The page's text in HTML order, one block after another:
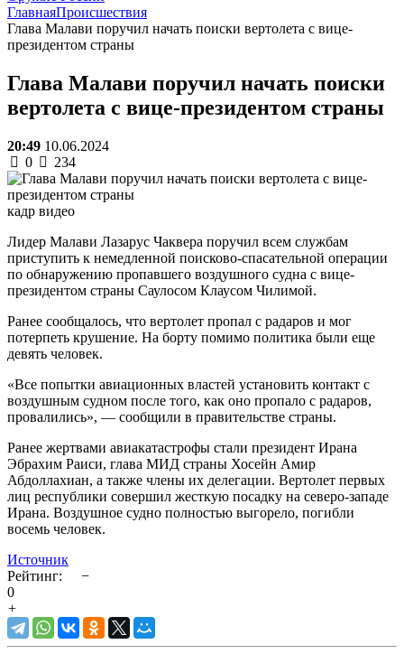
ГлавнаяПроисшествия
Глава Малави поручил начать поиски вертолета с вице-
президентом страны
Глава Малави поручил начать поиски
вертолета с вице-президентом страны
20:49 10.06.2024
0
234
кадр видео
Лидер Малави Лазарус Чаквера поручил всем службам
приступить к немедленной поисково-спасательной операции
по обнаружению пропавшего воздушного судна с вице-
президентом страны Саулосом Клаусом Чилимой.
Ранее сообщалось, что вертолет пропал с радаров и мог
потерпеть крушение. На борту помимо политика были еще
девять человек.
«Все попытки авиационных властей установить контакт с
воздушным судном после того, как оно пропало с радаров,
провалились», — сообщили в правительстве страны.
Ранее жертвами авиакатастрофы стали президент Ирана
Эбрахим Раиси, глава МИД страны Хосейн Амир
Абдоллахиан, а также члены их делегации. Вертолет первых
лиц республики совершил жесткую посадку на северо-западе
Ирана. Воздушное судно полностью выгорело, погибли
восемь человек.
Источник
Рейтинг: −
0
+